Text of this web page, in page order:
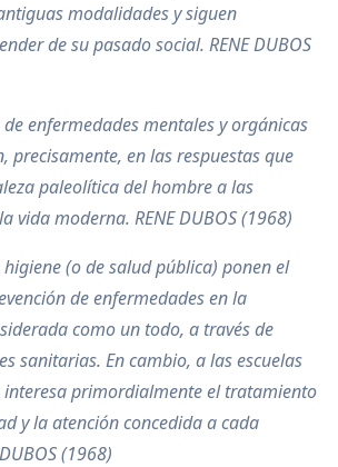
modalidades y siguen
de su pasado social. RENE DUBOS
enfermedades mentales y orgánicas
precisamente, en las respuestas que
paleolítica del hombre a las
vida moderna. RENE DUBOS (1968)
higiene (o de salud pública) ponen el
de enfermedades en la
como un todo, a través de
sanitarias. En cambio, a las escuelas
interesa primordialmente el tratamiento
y la atención concedida a cada
(1968)